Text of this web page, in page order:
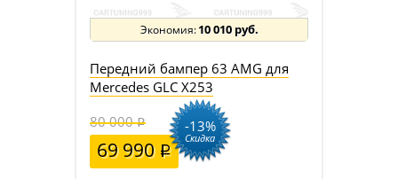
10 010 руб.
Передний бампер 63 AMG для
Mercedes GLC X253
80 000
69 990
-13%
Скидка